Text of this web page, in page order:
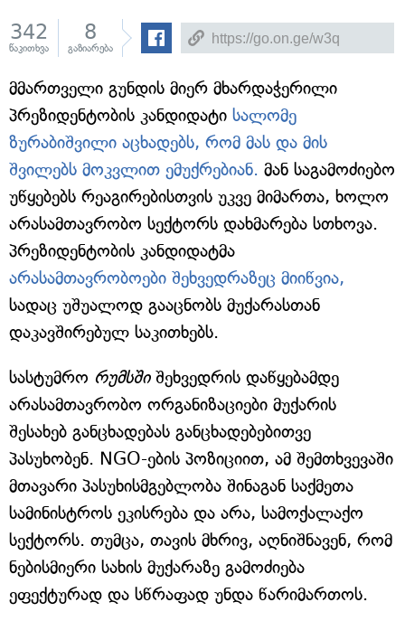
342
წაკითხვა
8
გაზიარება
მმართველი გუნდის მიერ მხარდაჭერილი
პრეზიდენტობის კანდიდატი სალომე
ზურაბიშვილი აცხადებს, რომ მას და მის
შვილებს მოკვლით ემუქრებიან. მან საგამოძიებო
უწყებებს რეაგირებისთვის უკვე მიმართა, ხოლო
არასამთავრობო სექტორს დახმარება სთხოვა.
პრეზიდენტობის კანდიდატმა
არასამთავრობოები შეხვედრაზეც მიიწვია,
სადაც უშუალოდ გააცნობს მუქარასთან
დაკავშირებულ საკითხებს.
სასტუმრო რუმსშიშეხვედრის დაწყებამდე
არასამთავრობო ორგანიზაციები მუქარის
შესახებ განცხადებას განცხადებებითვე
პასუხობენ. NGO-ების პოზიციით, ამ შემთხვევაში
მთავარი პასუხისმგებლობა შინაგან საქმეთა
სამინისტროს ეკისრება და არა, სამოქალაქო
სექტორს. თუმცა, თავის მხრივ, აღნიშნავენ, რომ
ნებისმიერი სახის მუქარაზე გამოძიება
ეფექტურად და სწრაფად უნდა წარიმართოს.